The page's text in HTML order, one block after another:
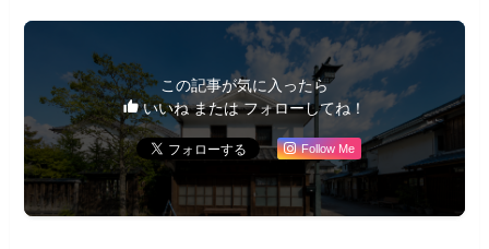
この記事が気に入ったら
いいね または フォローしてね！
Follow Me